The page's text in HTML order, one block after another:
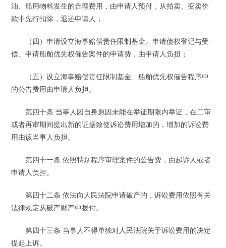
油、船用物料发生的合理费用，由申请人预付，从拍卖、变卖价
款中先行扣除，退还申请人；
（四）申请设立海事赔偿责任限制基金、申请债权登记与受
偿、申请船舶优先权催告案件的申请费，由申请人负担；
（五）设立海事赔偿责任限制基金、船舶优先权催告程序中
的公告费用由申请人负担。
第四十条 当事人因自身原因未能在举证期限内举证，在二审
或者再审期间提出新的证据致使诉讼费用增加的，增加的诉讼费
用由该当事人负担。
第四十一条 依照特别程序审理案件的公告费，由起诉人或者
申请人负担。
第四十二条 依法向人民法院申请破产的，诉讼费用依照有关
法律规定从破产财产中拨付。
第四十三条 当事人不得单独对人民法院关于诉讼费用的决定
提起上诉。